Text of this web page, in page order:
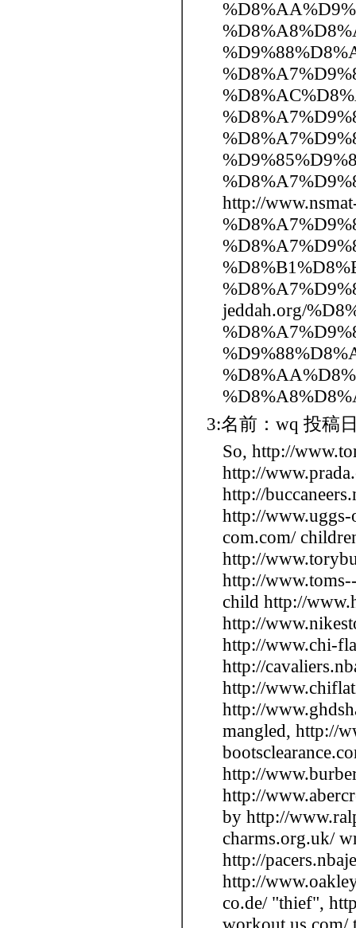
http://
jeddah.org/
3:名前：wq 投稿
So, http://
http://
http://
http://www.uggs-
com.com/
http://
http://
child http://
http://
http://www.chi-
http://
http://
http://
mangled, http://
http://
http://
by http://
charms.org.uk/
http://
http://
co.de/ "thief",